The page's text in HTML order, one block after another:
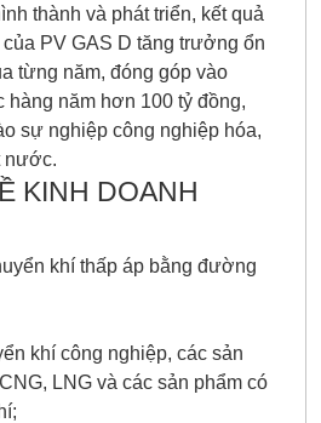
thành và phát triển, kết quả
PV GAS D tăng trưởng ổn
từng năm, đóng góp vào
hàng năm hơn 100 tỷ đồng,
sự nghiệp công nghiệp hóa,
nước.
KINH DOANH
khí thấp áp bằng đường
khí công nghiệp, các sản
LNG và các sản phẩm có